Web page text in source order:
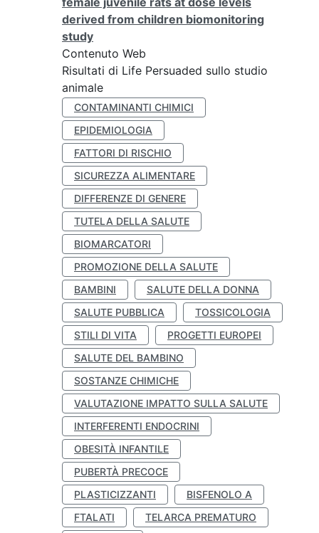
derived from children biomonitoring
study
Contenuto Web
Risultati di Life Persuaded sullo studio
animale
CONTAMINANTI CHIMICI
EPIDEMIOLOGIA
FATTORI DI RISCHIO
SICUREZZA ALIMENTARE
DIFFERENZE DI GENERE
TUTELA DELLA SALUTE
BIOMARCATORI
PROMOZIONE DELLA SALUTE
BAMBINI
SALUTE DELLA DONNA
SALUTE PUBBLICA
TOSSICOLOGIA
STILI DI VITA
PROGETTI EUROPEI
SALUTE DEL BAMBINO
SOSTANZE CHIMICHE
VALUTAZIONE IMPATTO SULLA SALUTE
INTERFERENTI ENDOCRINI
OBESITÀ INFANTILE
PUBERTÀ PRECOCE
PLASTICIZZANTI
BISFENOLO A
FTALATI
TELARCA PREMATURO